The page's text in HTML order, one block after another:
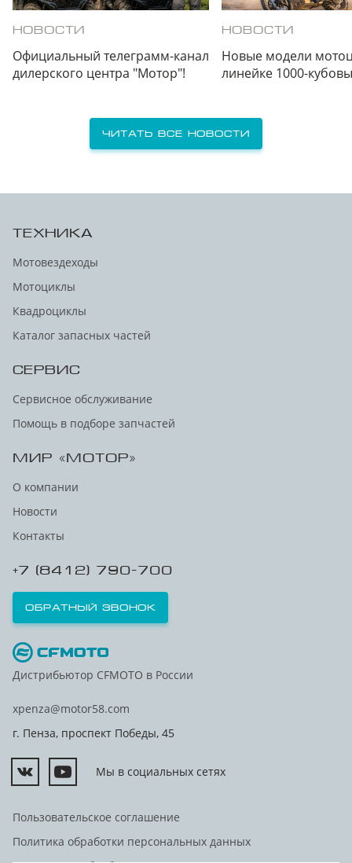
НОВОСТИ
Официальный телеграмм-канал
дилерского центра "Мотор"!
НОВОСТИ
Новые модели
линейке 1000-
Читать все новости
ТЕХНИКА
Мотовездеходы
Мотоциклы
Квадроциклы
Каталог запасных частей
СЕРВИС
Сервисное обслуживание
Помощь в подборе запчастей
МИР «МОТОР»
О компании
Новости
Контакты
+7 (8412) 790-700
Обратный звонок
Дистрибьютор CFMOTO в России
xpenza@motor58.com
г. Пенза, проспект Победы, 45
Мы в социальных сетях
Пользовательское соглашение
Политика обработки персональных данных